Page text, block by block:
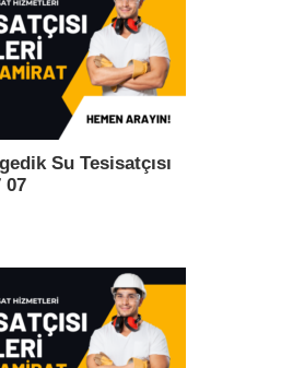
Su Tesisatçısı
07